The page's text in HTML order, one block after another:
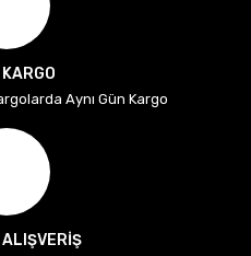
Aynı Gün Kargo